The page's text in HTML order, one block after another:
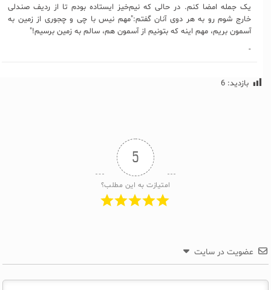
یک جمله امضا کنم. در حالی که نیم‌خیز ایستاده بودم تا از ردیف صندلی
خارج شوم رو به هر دوی آنان گفتم:"مهم نیس با چی و چجوری از زمین به
آسمون بریم، مهم اینه که بتونیم از آسمون هم، سالم به زمین برسیم!"
-
بازدید: 6
5
امتیازت به این مطلب؟
عضویت در سایت